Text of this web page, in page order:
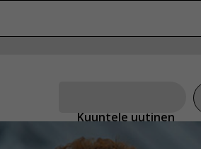
Kuuntele uutinen